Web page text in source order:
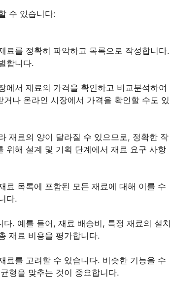
수 있습니다:
료를 정확히 파악하고 목록으로 작성합니다.
합니다.
서 재료의 가격을 확인하고 비교분석하여
나 온라인 시장에서 가격을 확인할 수도 있
재료의 양이 달라질 수 있으므로, 정확한 작
위해 설계 및 기획 단계에서 재료 요구 사항
료 목록에 포함된 모든 재료에 대해 이를 수
다.
. 예를 들어, 재료 배송비, 특정 재료의 설치
재료 비용을 평가합니다.
료를 고려할 수 있습니다. 비슷한 기능을 수
형을 맞추는 것이 중요합니다.